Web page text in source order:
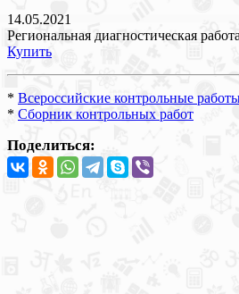
14.05.2021
Региональная диагностическая
Купить
* Всероссийские контрольные
* Сборник контрольных работ
Поделиться: